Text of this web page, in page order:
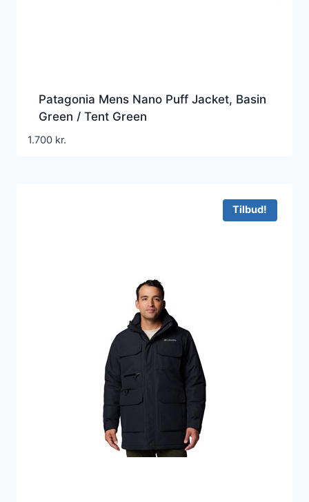
Patagonia Mens Nano Puff Jacket, Basin
Green / Tent Green
1.700 kr.
Tilbud!